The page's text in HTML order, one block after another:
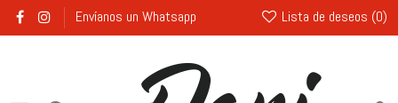
Envíanos un Whatsapp Lista de deseos (0)